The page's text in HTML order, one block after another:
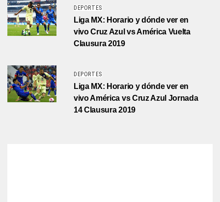
DEPORTES
Liga MX: Horario y dónde ver en
vivo Cruz Azul vs América Vuelta
Clausura 2019
DEPORTES
Liga MX: Horario y dónde ver en
vivo América vs Cruz Azul Jornada
14 Clausura 2019